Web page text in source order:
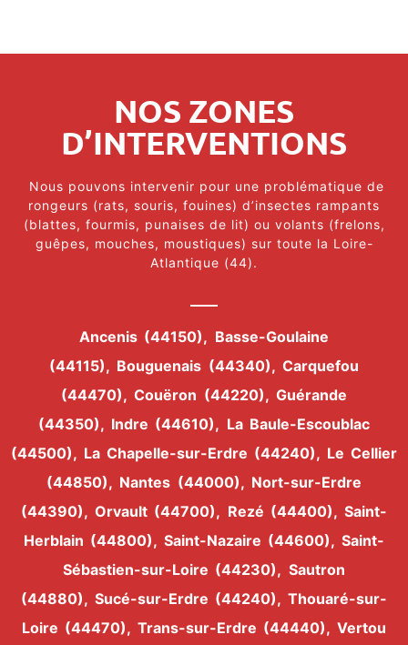
NOS ZONES
D’INTERVENTIONS
Nous pouvons intervenir pour une problématique de
rongeurs (rats, souris, fouines) d’insectes rampants
(blattes, fourmis, punaises de lit) ou volants (frelons,
guêpes, mouches, moustiques) sur toute la Loire-
Atlantique (44).
Ancenis (44150), Basse-Goulaine
(44115), Bouguenais (44340), Carquefou
(44470),Couëron (44220), Guérande
(44350), Indre (44610), La Baule-Escoublac
(44500), La Chapelle-sur-Erdre (44240), Le Cellier
(44850), Nantes (44000), Nort-sur-Erdre
(44390),Orvault (44700), Rezé (44400), Saint-
Herblain (44800), Saint-Nazaire (44600),Saint-
Sébastien-sur-Loire (44230), Sautron
(44880), Sucé-sur-Erdre (44240),Thouaré-sur-
Loire (44470), Trans-sur-Erdre (44440),Vertou